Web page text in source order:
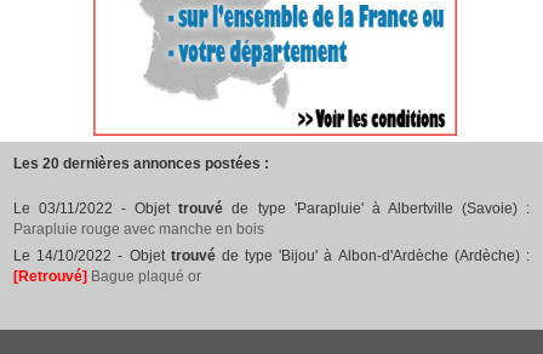
Les 20 dernières annonces postées :
Le 03/11/2022 - Objettrouvé de type 'Parapluie' à Albertville (Savoie) :
Parapluie rouge avec manche en bois
Le 14/10/2022 - Objet trouvéde type 'Bijou' à Albon-d'Ardèche (Ardèche) :
[Retrouvé] Bague plaqué or